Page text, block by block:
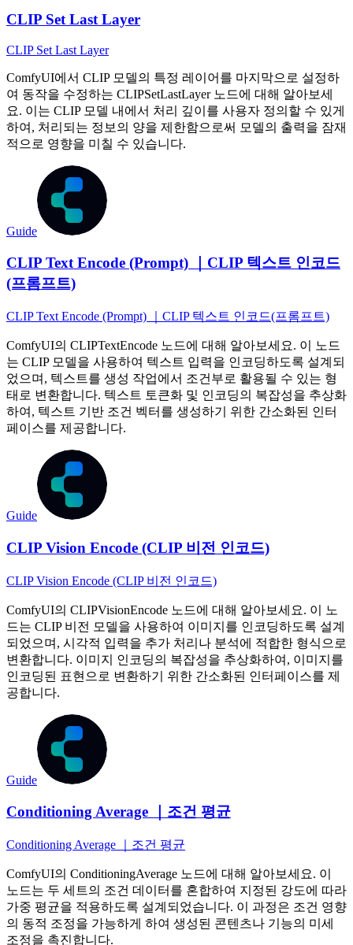
CLIP Set Last Layer
CLIP Set Last Layer
ComfyUI에서 CLIP 모델의 특정 레이어를 마지막으로 설정하
여 동작을 수정하는 CLIPSetLastLayer 노드에 대해 알아보세
요. 이는 CLIP 모델 내에서 처리 깊이를 사용자 정의할 수 있게
하여, 처리되는 정보의 양을 제한함으로써 모델의 출력을 잠재
적으로 영향을 미칠 수 있습니다.
Guide
CLIP Text Encode (Prompt) ｜CLIP 텍스트 인코드
(프롬프트)
CLIP Text Encode (Prompt) ｜CLIP 텍스트 인코드(프롬프트)
ComfyUI의 CLIPTextEncode 노드에 대해 알아보세요. 이 노드
는 CLIP 모델을 사용하여 텍스트 입력을 인코딩하도록 설계되
었으며, 텍스트를 생성 작업에서 조건부로 활용될 수 있는 형
태로 변환합니다. 텍스트 토큰화 및 인코딩의 복잡성을 추상화
하여, 텍스트 기반 조건 벡터를 생성하기 위한 간소화된 인터
페이스를 제공합니다.
Guide
CLIP Vision Encode (CLIP 비전 인코드)
CLIP Vision Encode (CLIP 비전 인코드)
ComfyUI의 CLIPVisionEncode 노드에 대해 알아보세요. 이 노
드는 CLIP 비전 모델을 사용하여 이미지를 인코딩하도록 설계
되었으며, 시각적 입력을 추가 처리나 분석에 적합한 형식으로
변환합니다. 이미지 인코딩의 복잡성을 추상화하여, 이미지를
인코딩된 표현으로 변환하기 위한 간소화된 인터페이스를 제
공합니다.
Guide
Conditioning Average ｜조건 평균
Conditioning Average ｜조건 평균
ComfyUI의 ConditioningAverage 노드에 대해 알아보세요. 이
노드는 두 세트의 조건 데이터를 혼합하여 지정된 강도에 따라
가중 평균을 적용하도록 설계되었습니다. 이 과정은 조건 영향
의 동적 조정을 가능하게 하여 생성된 콘텐츠나 기능의 미세
조정을 촉진합니다.